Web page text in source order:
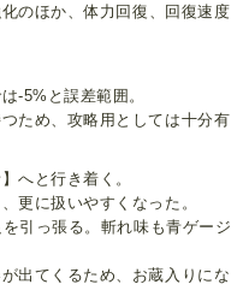
のほか、体力回復、回復速度
-5%と誤差範囲。
ため、攻略用としては十分有
へと行き着く。
更に扱いやすくなった。
引っ張る。斬れ味も青ゲージ
出てくるため、お蔵入りにな